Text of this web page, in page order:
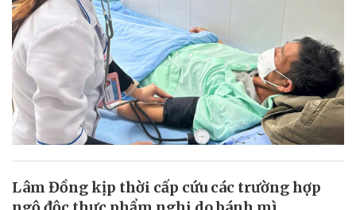
Lâm Đồng kịp thời cấp cứu các trường hợp